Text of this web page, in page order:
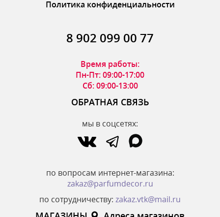
Политика конфиденциальности
8 902 099 00 77
Время работы:
Пн-Пт: 09:00-17:00
Сб: 09:00-13:00
ОБРАТНАЯ СВЯЗЬ
мы в соцсетях:
по вопросам интернет-магазина:
zakaz@parfumdecor.ru
по сотрудничеству: zakaz.vtk@mail.ru